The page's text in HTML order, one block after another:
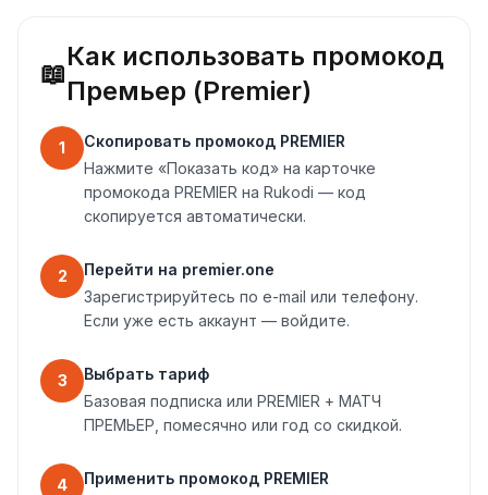
📖
Как использовать промокод
Премьер (Premier)
1
Скопировать промокод PREMIER
Нажмите «Показать код» на карточке
промокода PREMIER на Rukodi — код
скопируется автоматически.
2
Перейти на premier.one
Зарегистрируйтесь по e-mail или телефону.
Если уже есть аккаунт — войдите.
3
Выбрать тариф
Базовая подписка или PREMIER + МАТЧ
ПРЕМЬЕР, помесячно или год со скидкой.
4
Применить промокод PREMIER